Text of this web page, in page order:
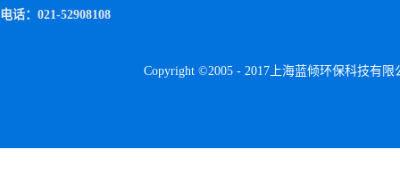
电话：021-52908108
Copyright ©2005 - 2017上海蓝倾环保科技有限